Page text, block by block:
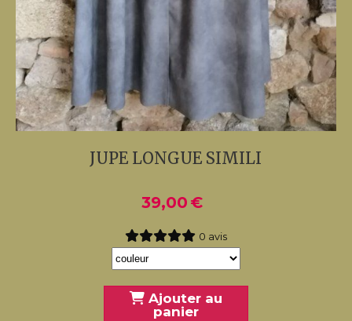
JUPE LONGUE SIMILI
39,00 €
0 avis
Ajouter au
panier